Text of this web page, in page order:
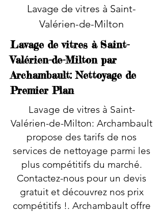
Lavage de vitres à Saint-
Valérien-de-Milton
Lavage de vitres à Saint-
Valérien-de-Milton par
Archambault: Nettoyage de
Premier Plan
Lavage de vitres à Saint-
Valérien-de-Milton: Archambault
propose des tarifs de nos
services de nettoyage parmi les
plus compétitifs du marché.
Contactez-nous pour un devis
gratuit et découvrez nos prix
compétitifs !. Archambault offre